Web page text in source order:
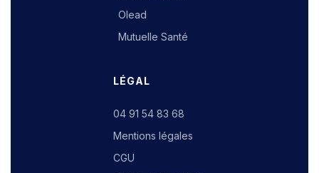
Olead
Mutuelle Santé
LÉGAL
04 91 54 83 68
Mentions légales
CGU